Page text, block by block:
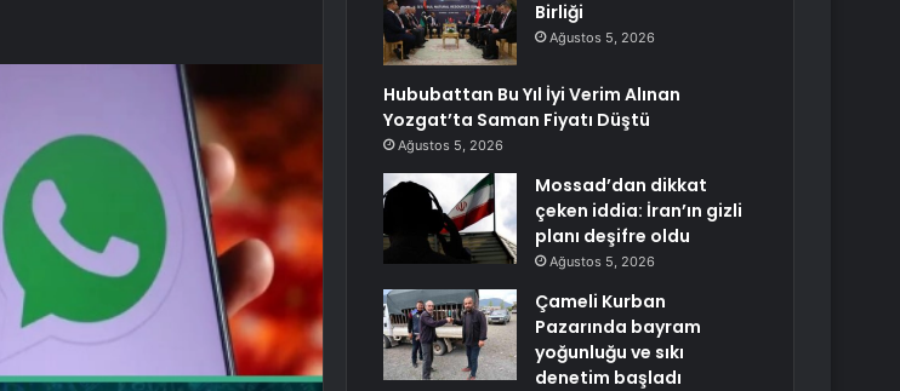
Birliği
Ağustos 5, 2026
Hububattan Bu Yıl İyi Verim Alınan
Yozgat’ta Saman Fiyatı Düştü
Ağustos 5, 2026
Mossad’dan dikkat
çeken iddia: İran’ın gizli
planı deşifre oldu
Ağustos 5, 2026
Çameli Kurban
Pazarında bayram
yoğunluğu ve sıkı
denetim başladı